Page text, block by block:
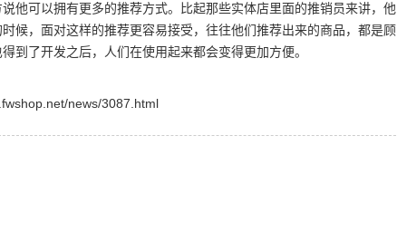
他可以拥有更多的推荐方式。比起那些实体店里面的推销员来讲，他
候，面对这样的推荐更容易接受，往往他们推荐出来的商品，都是顾
到了开发之后，人们在使用起来都会变得更加方便。
news/3087.html